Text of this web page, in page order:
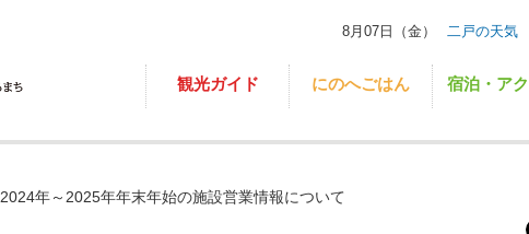
8月07日（金） 二戸の天気
観光ガイド にのへごはん 宿泊・ア
2024年～2025年年末年始の施設営業情報について